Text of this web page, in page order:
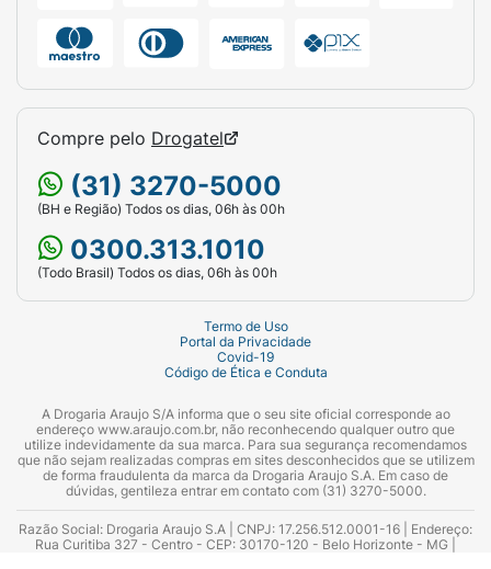
Compre pelo Drogatel
(31) 3270-5000
(BH e Região) Todos os dias, 06h às 00h
0300.313.1010
(Todo Brasil) Todos os dias, 06h às 00h
Termo de Uso
Portal da Privacidade
Covid-19
Código de Ética e Conduta
A Drogaria Araujo S/A informa que o seu site oficial corresponde ao
endereço www.araujo.com.br, não reconhecendo qualquer outro que
utilize indevidamente da sua marca. Para sua segurança recomendamos
que não sejam realizadas compras em sites desconhecidos que se utilizem
de forma fraudulenta da marca da Drogaria Araujo S.A. Em caso de
dúvidas, gentileza entrar em contato com (31) 3270-5000.
Razão Social: Drogaria Araujo S.A | CNPJ: 17.256.512.0001-16 | Endereço:
Rua Curitiba 327 - Centro - CEP: 30170-120 - Belo Horizonte - MG |